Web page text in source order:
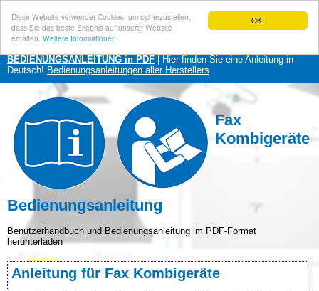
OK!
Diese Website verwendet Cookies, um sicherzustellen,
dass Sie das beste Erlebnis auf unserer Website
erhalten. Weitere Informationen
BEDIENUNGSANLEITUNG in PDF | Hier finden Sie eine Anleitung in
Deutsch! Bedienungsanleitungen aller Herstellers
Fax
Kombigeräte
Bedienungsanleitung
Benutzerhandbuch und Bedienungsanleitung im PDF-Format
herunterladen
Anleitung für Fax Kombigeräte